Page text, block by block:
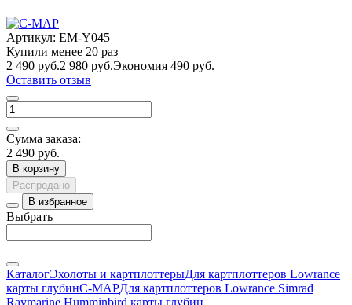
Артикул: EM-Y045
Купили менее 20 раз
2 490 руб.2 980 руб.Экономия 490 руб.
Оставить отзыв
Сумма заказа:
2 490 руб.
В корзину
Распродано
В избранное
Выбрать
КаталогЭхолоты и картплоттерыДля картплоттеров Lowrance
карты глубинC-MAPДля картплоттеров Lowrance Simrad
Raymarine Humminbird карты глубин